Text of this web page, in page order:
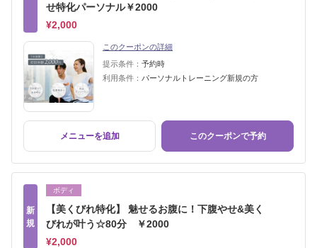
せ特化パーソナル￥2000
¥2,000
このクーポンの詳細
提示条件： 予約時
利用条件： パーソナルトレーニング新規の方
メニューを追加 このクーポンで予約
新
規
ボディ
【美くびれ特化】 魅せるお腹に！下腹やせ&美く
びれが叶う☆80分 ￥2000
¥2,000